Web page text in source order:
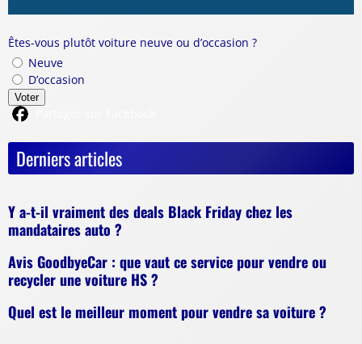
Êtes-vous plutôt voiture neuve ou d’occasion ?
Neuve
D’occasion
Voter
Derniers articles
Y a-t-il vraiment des deals Black Friday chez les
mandataires auto ?
Avis GoodbyeCar : que vaut ce service pour vendre ou
recycler une voiture HS ?
Quel est le meilleur moment pour vendre sa voiture ?